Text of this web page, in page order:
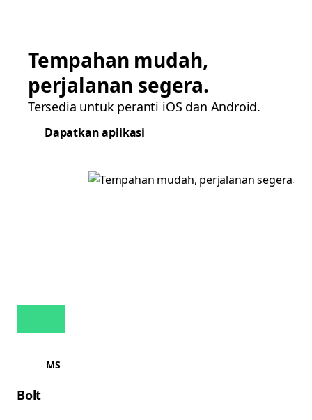
Tempahan mudah,
perjalanan segera.
Tersedia untuk peranti iOS dan Android.
Dapatkan aplikasi
MS
Bolt